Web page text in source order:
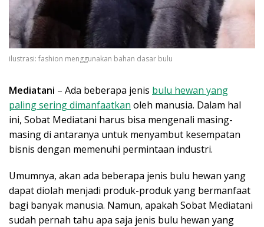
ilustrasi: fashion menggunakan bahan dasar bulu
Mediatani – Ada beberapa jenis bulu hewan yang
paling sering dimanfaatkan oleh manusia. Dalam hal
ini, Sobat Mediatani harus bisa mengenali masing-
masing di antaranya untuk menyambut kesempatan
bisnis dengan memenuhi permintaan industri.
Umumnya, akan ada beberapa jenis bulu hewan yang
dapat diolah menjadi produk-produk yang bermanfaat
bagi banyak manusia. Namun, apakah Sobat Mediatani
sudah pernah tahu apa saja jenis bulu hewan yang